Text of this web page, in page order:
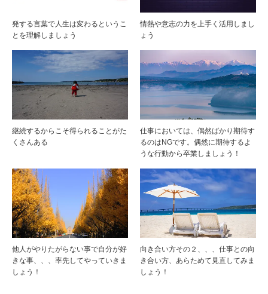
発する言葉で人生は変わるというこ
とを理解しましょう
情熱や意志の力を上手く活用しまし
ょう
継続するからこそ得られることがた
くさんある
仕事においては、偶然ばかり期待す
るのはNGです。偶然に期待するよ
うな行動から卒業しましょう！
他人がやりたがらない事で自分が好
きな事、、、率先してやっていきま
しょう！
向き合い方その２、、、仕事との向
き合い方、あらためて見直してみま
しょう！